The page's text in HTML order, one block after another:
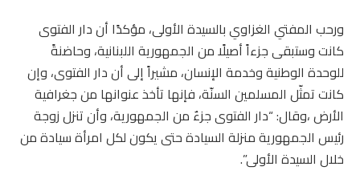
ورحب المفتي الغزاوي بالسيدة الأولى، مؤكدًا أن دار الفتوى
كانت وستبقى جزءاً أصيلًا من الجمهورية اللبنانية، وحاضنةً
للوحدة الوطنية وخدمة الإنسان، مشيراً إلى أن دار الفتوى، وإن
كانت تمثّل المسلمين السنّة، فإنها تأخذ عنوانها من جغرافية
الأرض ،وقال: “دار الفتوى جزءٌ من الجمهورية، وأن تنزل زوجة
رئيس الجمهورية منزلة السيادة حتى يكون لكل امرأة سيادة من
خلال السيدة الأولى”.